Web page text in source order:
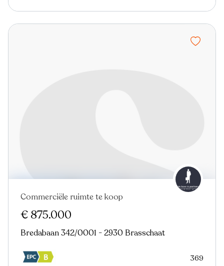
Nieuw
Commerciële ruimte te koop
€ 875.000
Bredabaan 342/0001 - 2930 Brasschaat
369